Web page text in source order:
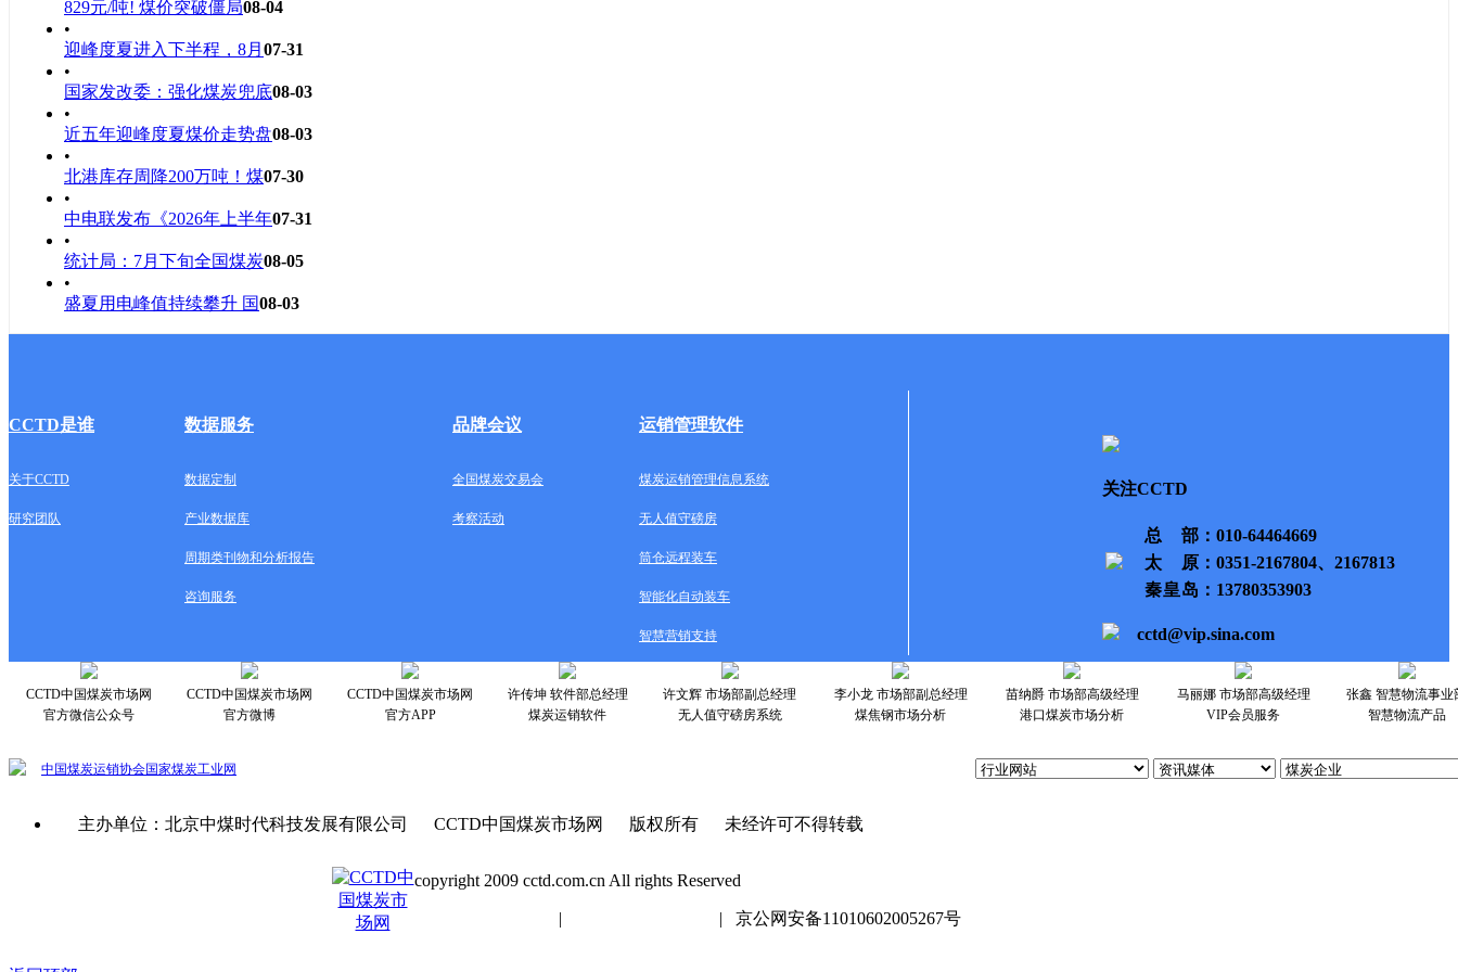
829元/吨! 煤价突破僵局08-04
•
迎峰度夏进入下半程，8月 07-31
•
国家发改委：强化煤炭兜底08-03
•
近五年迎峰度夏煤价走势盘08-03
•
北港库存周降200万吨！煤07-30
•
中电联发布《2026年上半年07-31
•
统计局：7月下旬全国煤炭08-05
•
盛夏用电峰值持续攀升 国08-03
CCTD是谁 数据服务 品牌会议 运销管理软件
关于CCTD 数据定制 全国煤炭交易会 煤炭运销管理信息系统
研究团队 产业数据库 考察活动 无人值守磅房
周期类刊物和分析报告 筒仓远程装车
咨询服务 智能化自动装车
智慧营销支持
关注CCTD
总部 ：010-64464669
太原 ：0351-2167804、2167813
秦皇岛 ：13780353903
cctd@vip.sina.com
CCTD中国煤炭市场网
官方微信公众号
CCTD中国煤炭市场网
官方微博
CCTD中国煤炭市场网
官方APP
许传坤 软件部总经理
煤炭运销软件
许文辉 市场部副总经理
无人值守磅房系统
李小龙 市场部副总经理
煤焦钢市场分析
苗纳爵 市场部高级经理
港口煤炭市场分析
马丽娜 市场部高级经理
VIP会员服务
张鑫 智慧物流事业
智慧物流产品
中国煤炭运销协会国家煤炭工业网
主办单位：北京中煤时代科技发展有限公司 CCTD中国煤炭市场网 版权所有 未经许可不得转载
copyright 2009 cctd.com.cn All rights Reserved
| | 京公网安备11010602005267号